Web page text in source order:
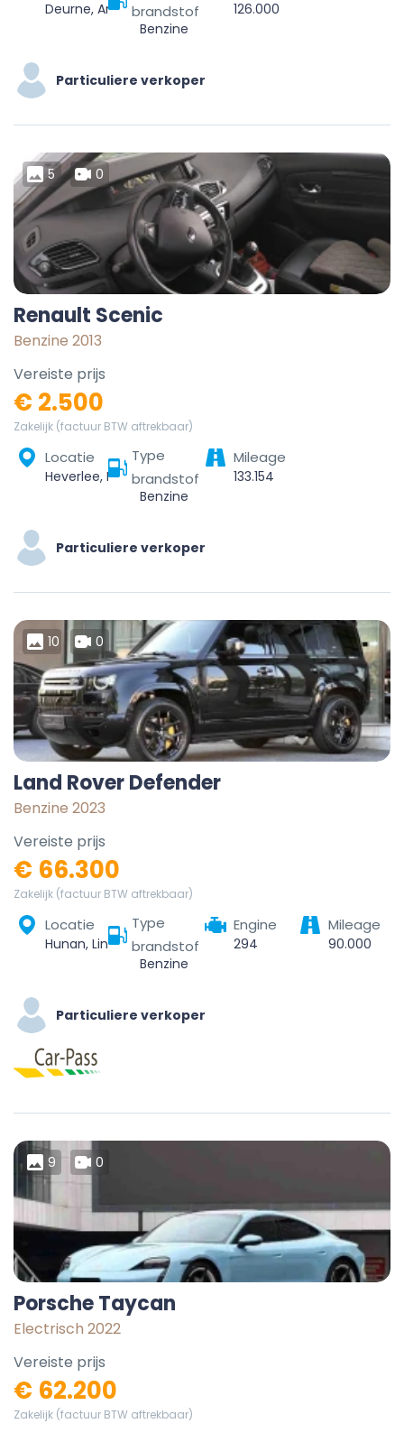
Deurne, Antwerpen, Vlaanderen, 2100, België brandstof
Benzine
126.000
Particuliere verkoper
5 0
Renault Scenic
Benzine 2013
Vereiste prijs
€ 2.500
Zakelijk (factuur BTW aftrekbaar)
Locatie
Heverlee, Leuven, Vlaams-Brabant, Vlaanderen, 3001, België
Type
brandstof
Benzine
Mileage
133.154
Particuliere verkoper
10 0
Land Rover Defender
Benzine 2023
Vereiste prijs
€ 66.300
Zakelijk (factuur BTW aftrekbaar)
Locatie
Hunan, Linchuan District, Fuzhou City, Jiangxi, China
Type
brandstof
Benzine
Engine
294
Mileage
90.000
Particuliere verkoper
9 0
Porsche Taycan
Electrisch 2022
Vereiste prijs
€ 62.200
Zakelijk (factuur BTW aftrekbaar)